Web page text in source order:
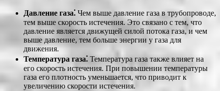
Давление газа⁚ Чем выше давление газа в трубопроводе,
тем выше скорость истечения. Это связано с тем, что
давление является движущей силой потока газа, и чем
выше давление, тем больше энергии у газа для
движения.
Температура газа⁚ Температура газа также влияет на
его скорость истечения. При повышении температуры
газа его плотность уменьшается, что приводит к
увеличению скорости истечения.